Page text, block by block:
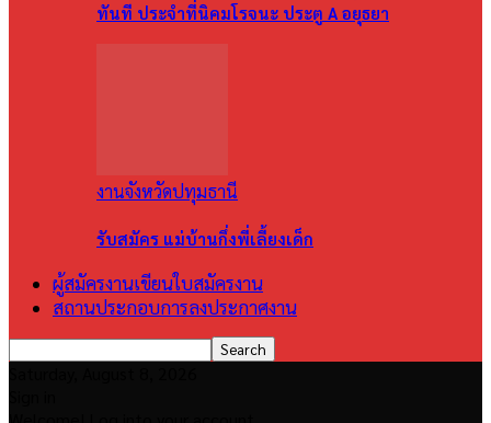
ทันที ประจำที่นิคมโรจนะ ประตู A อยุธยา
งานจังหวัดปทุมธานี
รับสมัคร แม่บ้านกึ่งพี่เลี้ยงเด็ก
ผู้สมัครงานเขียนใบสมัครงาน
สถานประกอบการลงประกาศงาน